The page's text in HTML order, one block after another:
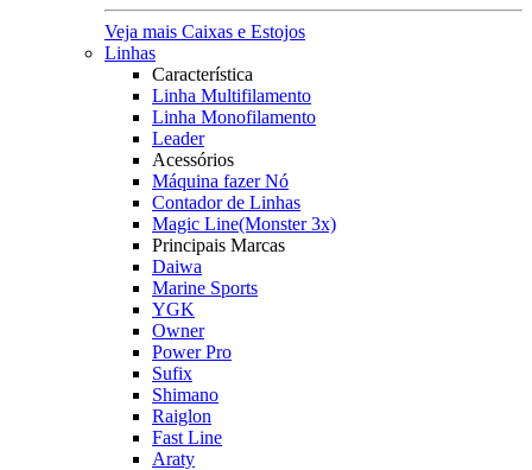
Veja mais Caixas e Estojos
Linhas
Característica
Linha Multifilamento
Linha Monofilamento
Leader
Acessórios
Máquina fazer Nó
Contador de Linhas
Magic Line(Monster 3x)
Principais Marcas
Daiwa
Marine Sports
YGK
Owner
Power Pro
Sufix
Shimano
Raiglon
Fast Line
Araty